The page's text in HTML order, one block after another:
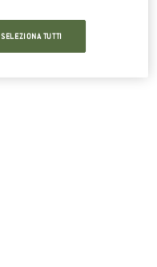
SELEZIONA TUTTI